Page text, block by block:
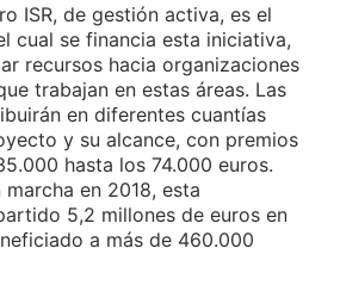
ISR, de gestión activa, es el
cual se financia esta iniciativa,
recursos hacia organizaciones
trabajan en estas áreas. Las
en diferentes cuantías
y su alcance, con premios
hasta los 74.000 euros.
en 2018, esta
5,2 millones de euros en
a más de 460.000